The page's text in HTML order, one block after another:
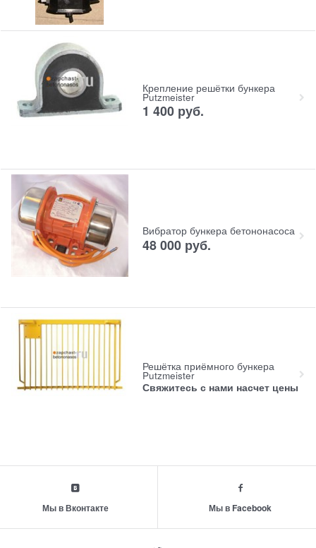
Крепление решётки бункера
Putzmeister
1 400 руб.
Вибратор бункера бетононасоса
48 000 руб.
Решётка приёмного бункера
Putzmeister
Свяжитесь с нами насчет цены
Мы в Вконтакте Мы в Facebook